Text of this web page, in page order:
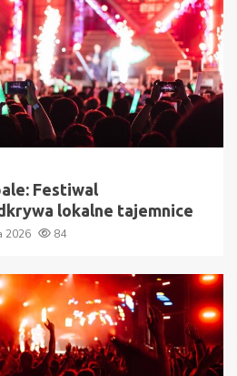
Festiwal
lokalne tajemnice
2026 84